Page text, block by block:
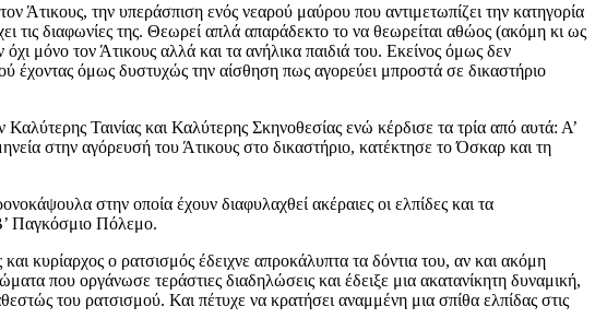
Άτικους, την υπεράσπιση ενός νεαρού μαύρου που αντιμετωπίζει την κατηγορία
τις διαφωνίες της. Θεωρεί απλά απαράδεκτο το να θεωρείται αθώος (ακόμη κι ως
μόνο τον Άτικους αλλά και τα ανήλικα παιδιά του. Εκείνος όμως δεν
έχοντας όμως δυστυχώς την αίσθηση πως αγορεύει μπροστά σε δικαστήριο
Ταινίας και Καλύτερης Σκηνοθεσίας ενώ κέρδισε τα τρία από αυτά: Α’
στην αγόρευσή του Άτικους στο δικαστήριο, κατέκτησε το Όσκαρ και τη
στην οποία έχουν διαφυλαχθεί ακέραιες οι ελπίδες και τα
Παγκόσμιο Πόλεμο.
κυρίαρχος ο ρατσισμός έδειχνε απροκάλυπτα τα δόντια του, αν και ακόμη
που οργάνωσε τεράστιες διαδηλώσεις και έδειξε μια ακατανίκητη δυναμική,
του ρατσισμού. Και πέτυχε να κρατήσει αναμμένη μια σπίθα ελπίδας στις